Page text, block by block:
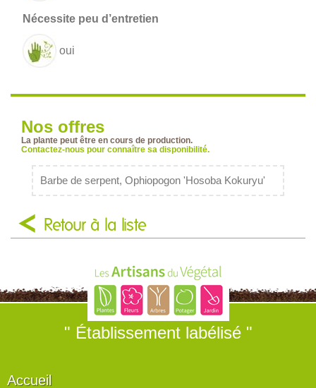
oui
Nos offres
La plante peut être en cours de production.
Contactez-nous pour connaître sa disponibilité.
Barbe de serpent, Ophiopogon 'Hosoba Kokuryu'
Retour à la liste
" Établissement labélisé "
Accueil